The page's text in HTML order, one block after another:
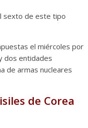
sexto de este tipo
el miércoles por
dos entidades
de armas nucleares
de Corea
de